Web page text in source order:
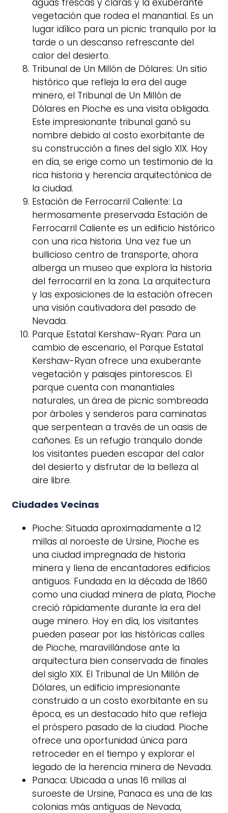
vegetación que rodea el manantial. Es un
lugar idílico para un picnic tranquilo por la
tarde o un descanso refrescante del
calor del desierto.
Tribunal de Un Millón de Dólares: Un sitio
histórico que refleja la era del auge
minero, el Tribunal de Un Millón de
Dólares en Pioche es una visita obligada.
Este impresionante tribunal ganó su
nombre debido al costo exorbitante de
su construcción a fines del siglo XIX. Hoy
en día, se erige como un testimonio de la
rica historia y herencia arquitectónica de
la ciudad.
Estación de Ferrocarril Caliente: La
hermosamente preservada Estación de
Ferrocarril Caliente es un edificio histórico
con una rica historia. Una vez fue un
bullicioso centro de transporte, ahora
alberga un museo que explora la historia
del ferrocarril en la zona. La arquitectura
y las exposiciones de la estación ofrecen
una visión cautivadora del pasado de
Nevada.
Parque Estatal Kershaw-Ryan: Para un
cambio de escenario, el Parque Estatal
Kershaw-Ryan ofrece una exuberante
vegetación y paisajes pintorescos. El
parque cuenta con manantiales
naturales, un área de picnic sombreada
por árboles y senderos para caminatas
que serpentean a través de un oasis de
cañones. Es un refugio tranquilo donde
los visitantes pueden escapar del calor
del desierto y disfrutar de la belleza al
aire libre.
Ciudades Vecinas
Pioche: Situada aproximadamente a 12
millas al noroeste de Ursine, Pioche es
una ciudad impregnada de historia
minera y llena de encantadores edificios
antiguos. Fundada en la década de 1860
como una ciudad minera de plata, Pioche
creció rápidamente durante la era del
auge minero. Hoy en día, los visitantes
pueden pasear por las históricas calles
de Pioche, maravillándose ante la
arquitectura bien conservada de finales
del siglo XIX. El Tribunal de Un Millón de
Dólares, un edificio impresionante
construido a un costo exorbitante en su
época, es un destacado hito que refleja
el próspero pasado de la ciudad. Pioche
ofrece una oportunidad única para
retroceder en el tiempo y explorar el
legado de la herencia minera de Nevada.
Panaca: Ubicada a unas 16 millas al
suroeste de Ursine, Panaca es una de las
colonias más antiguas de Nevada,